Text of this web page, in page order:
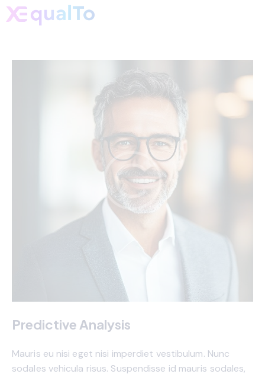
Predictive Analysis
Mauris eu nisi eget nisi imperdiet vestibulum. Nunc
sodales vehicula risus. Suspendisse id mauris sodales,